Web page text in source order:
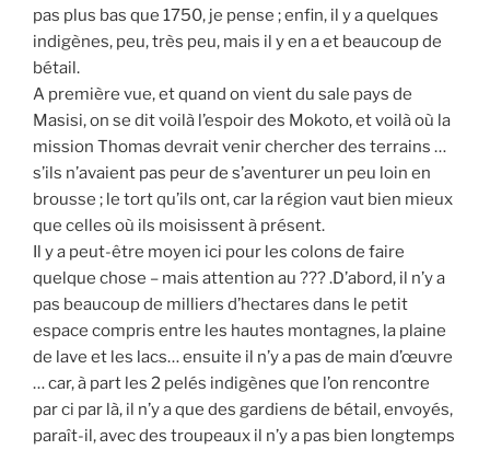
pas plus bas que 1750, je pense ; enfin, il y a quelques
indigènes, peu, très peu, mais il y en a et beaucoup de
bétail.
A première vue, et quand on vient du sale pays de
Masisi, on se dit voilà l’espoir des Mokoto, et voilà où la
mission Thomas devrait venir chercher des terrains …
s’ils n’avaient pas peur de s’aventurer un peu loin en
brousse ; le tort qu’ils ont, car la région vaut bien mieux
que celles où ils moisissent à présent.
Il y a peut-être moyen ici pour les colons de faire
quelque chose – mais attention au ??? .D’abord, il n’y a
pas beaucoup de milliers d’hectares dans le petit
espace compris entre les hautes montagnes, la plaine
de lave et les lacs… ensuite il n’y a pas de main d’œuvre
… car, à part les 2 pelés indigènes que l’on rencontre
par ci par là, il n’y a que des gardiens de bétail, envoyés,
paraît-il, avec des troupeaux il n’y a pas bien longtemps